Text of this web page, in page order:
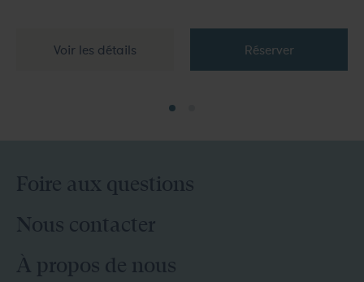
Voir les détails Réserver
Foire aux questions
Nous contacter
À propos de nous